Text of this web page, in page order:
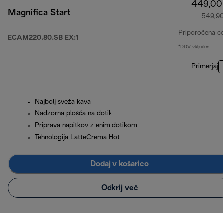
Magnifica Start
ECAM220.80.SB EX:1
Priporočena
*DDV vključen
Primerjaj
Najbolj sveža kava
Nadzorna plošča na dotik
Priprava napitkov z enim dotikom
Tehnologija LatteCrema Hot
Dodaj v košarico
Odkrij več